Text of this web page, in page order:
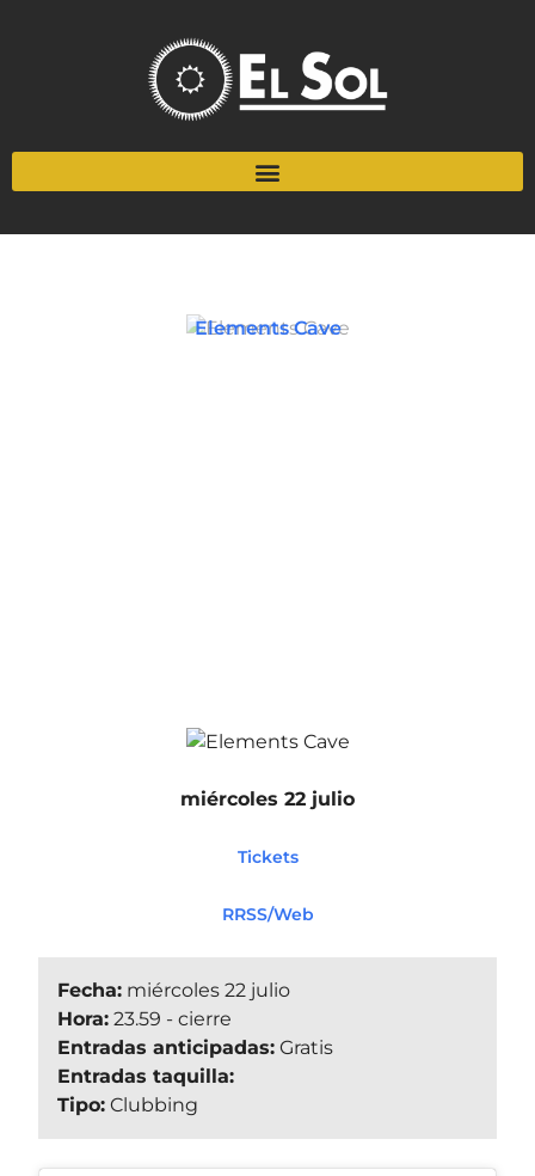
Elements Cave
miércoles 22 julio
Tickets
RRSS/Web
Fecha: miércoles 22 julio
Hora: 23.59 - cierre
Entradas anticipadas: Gratis
Entradas taquilla:
Tipo: Clubbing